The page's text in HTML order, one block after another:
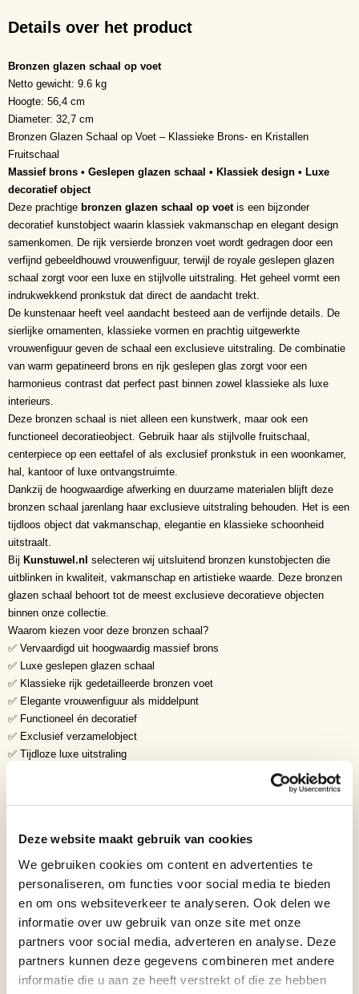
Deze website maakt gebruik van cookies
We gebruiken cookies om content en advertenties te
personaliseren, om functies voor social media te bieden
en om ons websiteverkeer te analyseren. Ook delen we
informatie over uw gebruik van onze site met onze
partners voor social media, adverteren en analyse. Deze
partners kunnen deze gegevens combineren met andere
informatie die u aan ze heeft verstrekt of die ze hebben
Details over het product
Bronzen glazen schaal op voet
Netto gewicht: 9.6 kg
Hoogte: 56,4 cm
Diameter: 32,7 cm
Bronzen Glazen Schaal op Voet – Klassieke Brons- en Kristallen
Fruitschaal
Massief brons • Geslepen glazen schaal • Klassiek design • Luxe
decoratief object
Deze prachtige bronzen glazen schaal op voetis een bijzonder
decoratief kunstobject waarin klassiek vakmanschap en elegant design
samenkomen. De rijk versierde bronzen voet wordt gedragen door een
verfijnd gebeeldhouwd vrouwenfiguur, terwijl de royale geslepen glazen
schaal zorgt voor een luxe en stijlvolle uitstraling. Het geheel vormt een
indrukwekkend pronkstuk dat direct de aandacht trekt.
De kunstenaar heeft veel aandacht besteed aan de verfijnde details. De
sierlijke ornamenten, klassieke vormen en prachtig uitgewerkte
vrouwenfiguur geven de schaal een exclusieve uitstraling. De combinatie
van warm gepatineerd brons en rijk geslepen glas zorgt voor een
harmonieus contrast dat perfect past binnen zowel klassieke als luxe
interieurs.
Deze bronzen schaal is niet alleen een kunstwerk, maar ook een
functioneel decoratieobject. Gebruik haar als stijlvolle fruitschaal,
centerpiece op een eettafel of als exclusief pronkstuk in een woonkamer,
hal, kantoor of luxe ontvangstruimte.
Dankzij de hoogwaardige afwerking en duurzame materialen blijft deze
bronzen schaal jarenlang haar exclusieve uitstraling behouden. Het is een
tijdloos object dat vakmanschap, elegantie en klassieke schoonheid
uitstraalt.
Bij Kunstuwel.nl selecteren wij uitsluitend bronzen kunstobjecten die
uitblinken in kwaliteit, vakmanschap en artistieke waarde. Deze bronzen
glazen schaal behoort tot de meest exclusieve decoratieve objecten
binnen onze collectie.
Waarom kiezen voor deze bronzen schaal?
✅ Vervaardigd uit hoogwaardig massief brons
✅ Luxe geslepen glazen schaal
✅ Klassieke rijk gedetailleerde bronzen voet
✅ Elegante vrouwenfiguur als middelpunt
✅ Functioneel én decoratief
✅ Exclusief verzamelobject
✅ Tijdloze luxe uitstraling
• Gastvrijheid
• Luxe
• Klassieke schoonheid
• Vakmanschap
• Harmonie
• Exclusiviteit
• Tijdloze klasse
De rijk uitgewerkte bronzen voet en elegante glazen schaal symboliseren
overvloed, gastvrijheid en verfijning. Hierdoor vormt deze schaal niet